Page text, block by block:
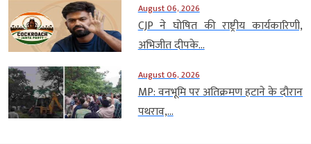
August 06, 2026
CJP ने घोषित की राष्ट्रीय कार्यकारिणी,
अभिजीत दीपके...
August 06, 2026
MP: वनभूमि पर अतिक्रमण हटाने के दौरान
पथराव,...